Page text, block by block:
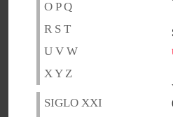
O P Q
R S T
U V W
X Y Z
SIGLO XXI